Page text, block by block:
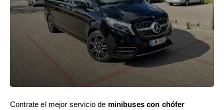
Contrate el mejor servicio de minibuses con chófer